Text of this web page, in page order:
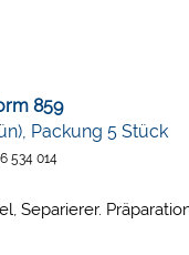
859
Packung 5 Stück
534 014
Separierer.